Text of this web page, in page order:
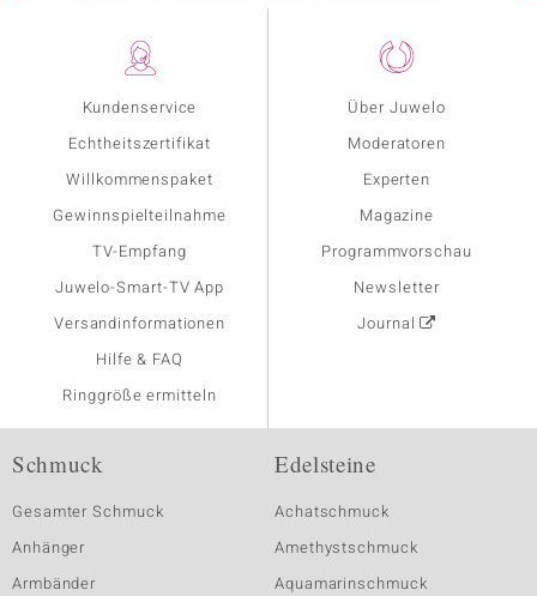
Kundenservice
Echtheitszertifikat
Willkommenspaket
Gewinnspielteilnahme
TV-Empfang
Juwelo-Smart-TV App
Versandinformationen
Hilfe & FAQ
Ringgröße ermitteln
Über Juwelo
Moderatoren
Experten
Magazine
Programmvorschau
Newsletter
Journal
Schmuck
Gesamter Schmuck
Anhänger
Armbänder
Edelsteine
Achatschmuck
Amethystschmuck
Aquamarinschmuck